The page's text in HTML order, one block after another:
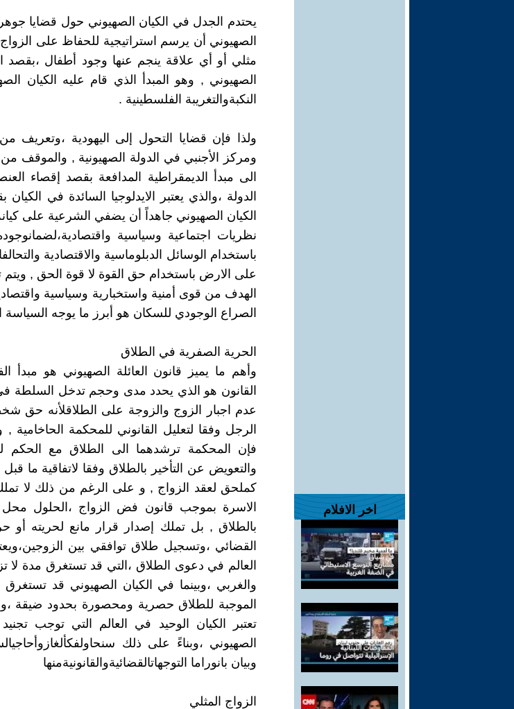
اخر الافلام
يحتدم الجدل في الكيان الصهيوني حول قضايا
الصهيوني أن يرسم استراتيجية للحفاظ على
مثلي أو أي علاقة ينجم عنها وجود أطفال ،بقصد
الصهيوني , وهو المبدأ الذي قام عليه الكيان
النكبةوالتغريبة الفلسطينية .
ولذا فإن قضايا التحول إلى اليهودية ،وتعريف
ومركز الأجنبي في الدولة الصهيونية , والموقف
الى مبدأ الديمقراطية المدافعة بقصد إقصاء
الدولة ،والذي يعتبر الايدلوجيا السائدة في
الكيان الصهيوني جاهداً أن يضفي الشرعية على
نظريات اجتماعية وسياسية
باستخدام الوسائل الدبلوماسية والاقتصادية
على الارض باستخدام حق القوة لا قوة الحق ,
الهدف من قوى أمنية واستخبارية وسياسية
الصراع الوجودي للسكان هو أبرز ما يوجه السياسة
الحرية الصفرية في الطلاق
وأهم ما يميز قانون العائلة الصهيوني هو مبدأ
القانون هو الذي يحدد مدى وحجم تدخل السلطة
عدم اجبار الزوج والزوجة على الطلاقلأنه حق
الرجل وفقا لتعليل القانوني للمحكمة
فإن المحكمة ترشدهما الى الطلاق مع الحكم
والتعويض عن التأخير بالطلاق وفقا لاتفاقية ما
كملحق لعقد الزواج , و على الرغم من ذلك لا
الاسرة بموجب قانون فض الزواج ،الحلول محل
بالطلاق , بل تملك إصدار قرار مانع لحريته أو
القضائي ،وتسجيل طلاق توافقي بين
العالم في دعوى الطلاق ،التي قد تستغرق مدة لا
والغربي ،وبينما في الكيان الصهيوني قد
الموجبة للطلاق حصرية ومحصورة بحدود ضيقة
تعتبر الكيان الوحيد في العالم التي توجب
الصهيوني ،وبناءً على ذلك
وبيان بانوراما التوجهاتالقضائيةوالقانونيةمنها
الزواج المثلي